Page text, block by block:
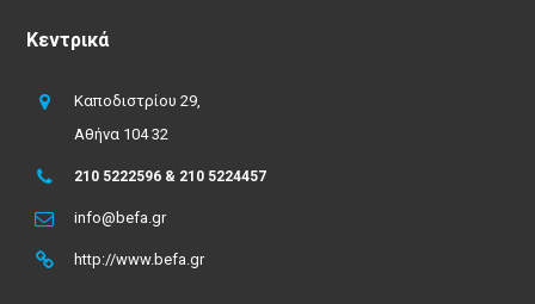
Κεντρικά
Καποδιστρίου 29,
Αθήνα 104 32
210 5222596 & 210 5224457
info@befa.gr
http://www.befa.gr